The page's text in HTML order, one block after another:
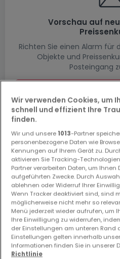
Vorschau auf
Richten Sie einen Alarm für
Objekte und
Posteingang
Wohnungen - Suche
Zimmerangabe
1 Schlafzimmer
2 Schlafzimmer
3 Schlafzimmer
4 Schlafzimmer
6 Schlafzimmer
Wir verwenden Cookies, um
schnell und effizient Ihre
finden.
Wir und unsere 1013-Partner
personenbezogene Daten wie
Kennungen auf Ihrem Gerät zu.
aktivieren Sie Tracking-
Partner verarbeiten Daten, um Ihnen
aufgeführten Zwecke. Durch
ablehnen oder Widerruf Ihrer
Wenn Tracker deaktiviert sind, sind
möglicherweise nicht mehr so
Menü jederzeit wieder aufrufen, um
Ihre Einwilligung zu widerrufen,
der Einstellungen am unteren Rand
Einstellungen gelten innerhalb
Informationen finden Sie in unserer
Richtlinie